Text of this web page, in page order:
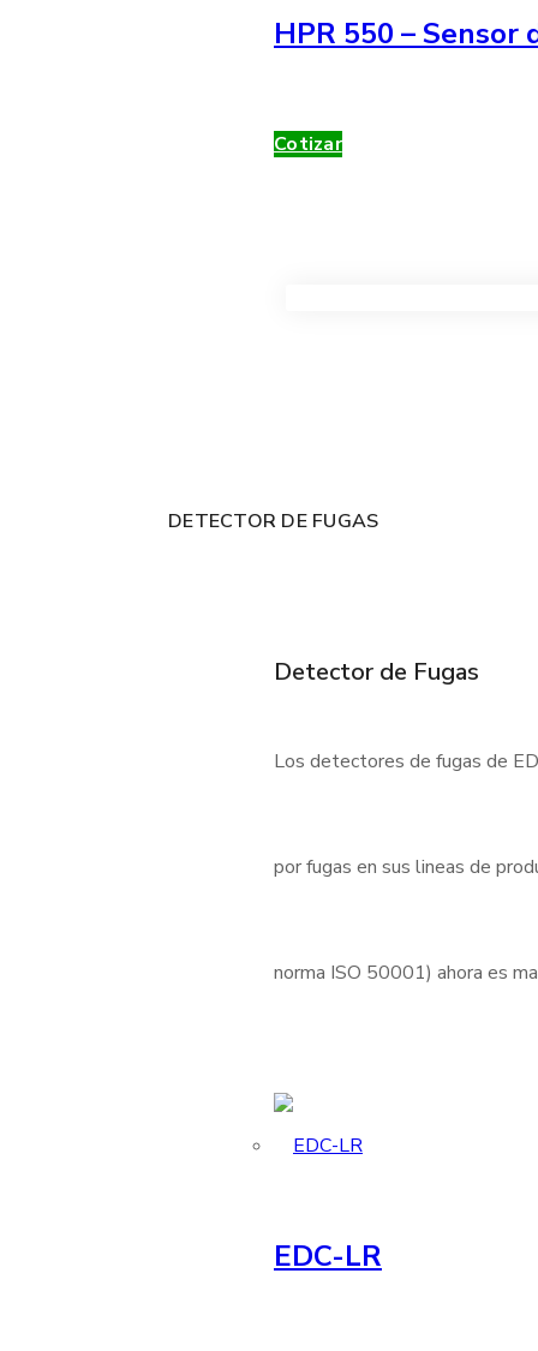
HPR 550 – Sensor
Cotizar
DETECTOR DE FUGAS
Detector de Fugas
Los detectores de fugas de
por fugas en sus lineas de
norma ISO 50001) ahora es
EDC-LR